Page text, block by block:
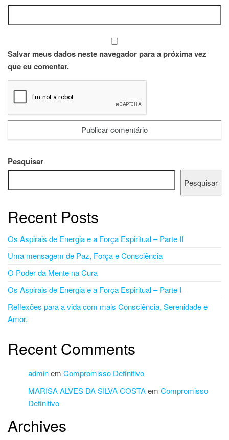
Salvar meus dados neste navegador para a próxima vez
que eu comentar.
Pesquisar
Pesquisar
Recent Posts
Os Aspirais de Energia e a Força Espiritual – Parte II
Uma mensagem de Paz, Força e Consciência
O Poder da Mente na Cura
Os Aspirais de Energia e a Força Espiritual – Parte I
Reflexões para a vida com mais Consciência, Serenidade e
Amor.
Recent Comments
adminem Compromisso Definitivo
MARISA ALVES DA SILVA COSTAem Compromisso
Definitivo
Archives